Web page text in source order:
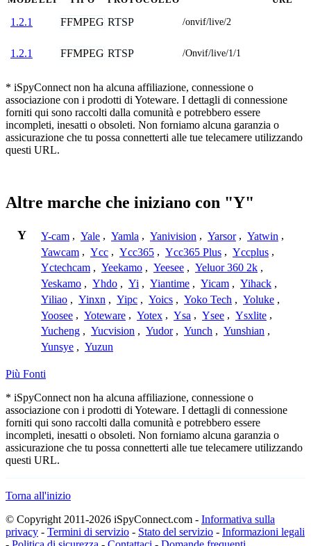
1.2.1 FFMPEG RTSP /onvif/live/2
1.2.1 FFMPEG RTSP /Onvif/live/1/1
* iSpyConnect non ha alcuna affiliazione, connessione o
associazione con i prodotti di Yoteware. I dettagli di connessione
forniti qui sono raccolti dalla comunità e potrebbero essere
incompleti, inesatti o obsoleti. Non forniamo alcuna garanzia o
assicurazione che tu possa connetterti alle tue telecamere utilizzando
questi URL.
Altre marche che iniziano con "Y"
Y Y-cam , Yale , Yamla , Yanivision , Yarsor , Yatwin ,
Yawcam , Ycc , Ycc365 , Ycc365 Plus , Yccplus ,
Yctechcam , Yeekamo , Yeesee , Yeluor 360 2k ,
Yeskamo , Yhdo , Yi , Yiantime , Yicam , Yihack ,
Yiliao , Yinxn , Yipc , Yoics , Yoko Tech , Yoluke ,
Yoosee , Yoteware , Yotex , Ysa , Ysee , Ysxlite ,
Yucheng , Yucvision , Yudor , Yunch , Yunshian ,
Yunsye , Yuzun
Più Fonti
* iSpyConnect non ha alcuna affiliazione, connessione o
associazione con i prodotti di Yoteware. I dettagli di connessione
forniti qui sono raccolti dalla comunità e potrebbero essere
incompleti, inesatti o obsoleti. Non forniamo alcuna garanzia o
assicurazione che tu possa connetterti alle tue telecamere utilizzando
questi URL.
Torna all'inizio
© Copyright 2011-2026 iSpyConnect.com - Informativa sulla
privacy - Termini di servizio - Stato del servizio - Informazioni legali